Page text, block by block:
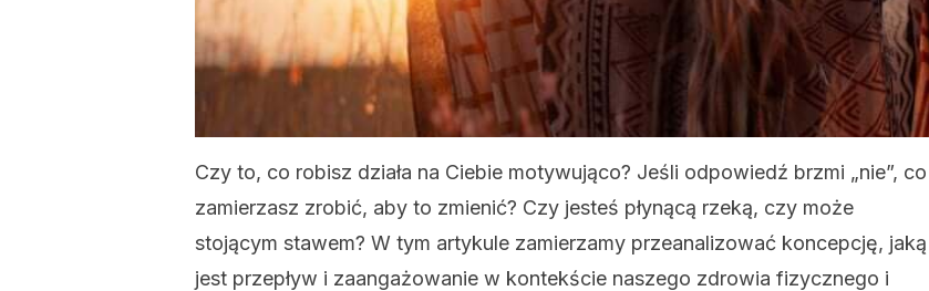
Czy to, co robisz działa na Ciebie motywująco? Jeśli odpowiedź brzmi „nie”, co
zamierzasz zrobić, aby to zmienić? Czy jesteś płynącą rzeką, czy może
stojącym stawem? W tym artykule zamierzamy przeanalizować koncepcję, jaką
jest przepływ i zaangażowanie w kontekście naszego zdrowia fizycznego i